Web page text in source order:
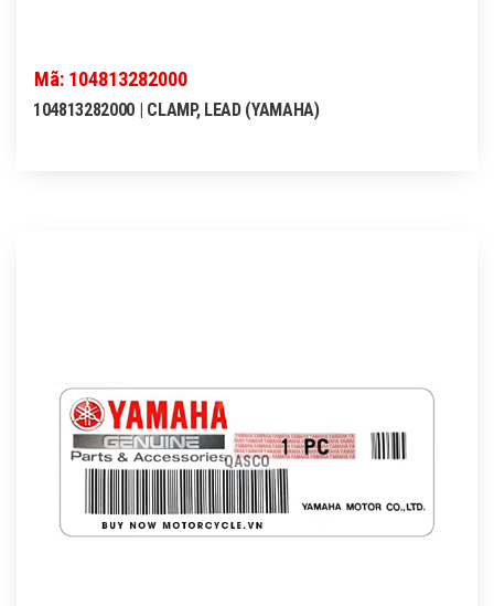
Mã: 104813282000
104813282000 | CLAMP, LEAD (YAMAHA)
QASCO